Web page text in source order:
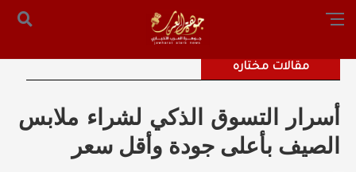
الرئيسية
التحرير: المستشار محمد صالح الملكاوي [ 00962795755033 ]
مقالات مختاره
أسرار التسوق الذكي لشراء ملابس
الصيف بأعلى جودة وأقل سعر